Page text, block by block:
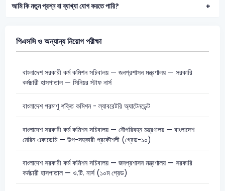
আমি কি নতুন প্রশ্ন বা ব্যাখ্যা যোগ করতে পারি?
পিএসসি ও অন্যান্য নিয়োগ পরীক্ষা
বাংলাদেশ সরকারী কর্ম কমিশন সচিবালয় — জনপ্রশাসন মন্ত্রণালয় — সরকারি
কর্মচারী হাসপাতাল — সিনিয়র স্টাফ নার্স
বাংলাদেশ পরমাণু শক্তি কমিশন - ল্যাবরেটরি অ্যাটেনডেন্ট
বাংলাদেশ সরকারী কর্ম কমিশন সচিবালয় — নৌপরিবহন মন্ত্রণালয় — বাংলাদেশ
মেরিন একাডেমি — উপ-সহকারী প্রকৌশলী (গ্রেড-১০)
বাংলাদেশ সরকারী কর্ম কমিশন সচিবালয় — জনপ্রশাসন মন্ত্রণালয় — সরকারি
কর্মচারী হাসপাতাল — ও.টি. নার্স (১০ম গ্রেড)